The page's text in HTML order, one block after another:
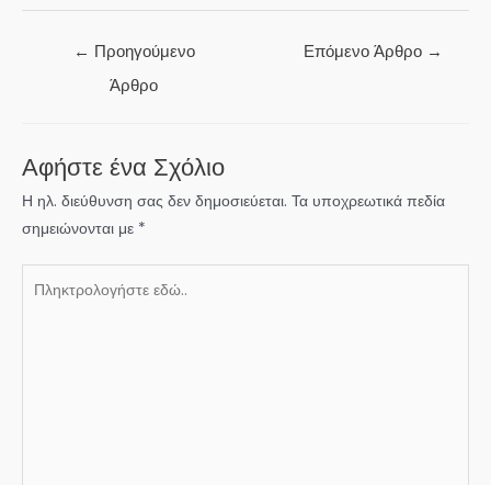
← Προηγούμενο
Άρθρο
Επόμενο Άρθρο →
Αφήστε ένα Σχόλιο
Η ηλ. διεύθυνση σας δεν δημοσιεύεται. Τα υποχρεωτικά πεδία
σημειώνονται με *